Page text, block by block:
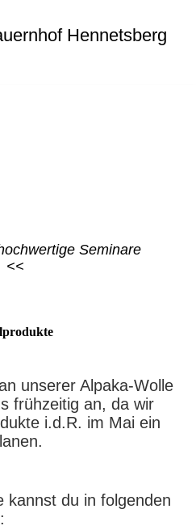
Hennetsberg
Seminare
<<
unserer Alpaka-Wolle
frühzeitig an, da wir
i.d.R. im Mai ein
kannst du in folgenden